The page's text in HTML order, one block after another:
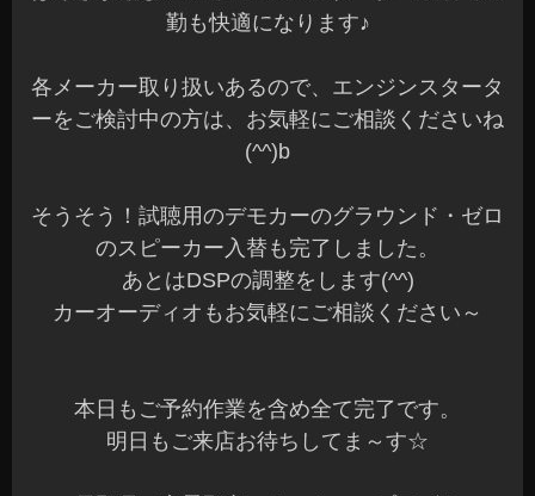
勤も快適になります♪
各メーカー取り扱いあるので、エンジンスタータ
ーをご検討中の方は、お気軽にご相談くださいね
(^^)b
そうそう！試聴用のデモカーのグラウンド・ゼロ
のスピーカー入替も完了しました。
あとはDSPの調整をします(^^)
カーオーディオもお気軽にご相談ください～
本日もご予約作業を含め全て完了です。
明日もご来店お待ちしてま～す☆